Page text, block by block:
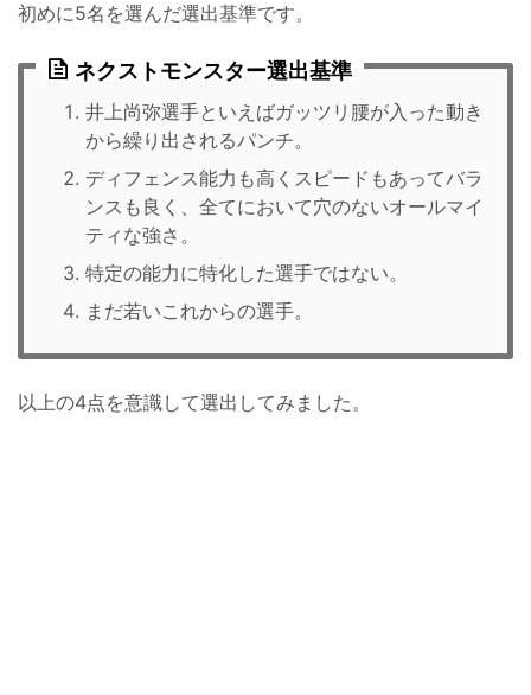
初めに5名を選んだ選出基準です。
ネクストモンスター選出基準
井上尚弥選手といえばガッツリ腰が入った動き
から繰り出されるパンチ。
ディフェンス能力も高くスピードもあってバラ
ンスも良く、全てにおいて穴のないオールマイ
ティな強さ。
特定の能力に特化した選手ではない。
まだ若いこれからの選手。
以上の4点を意識して選出してみました。